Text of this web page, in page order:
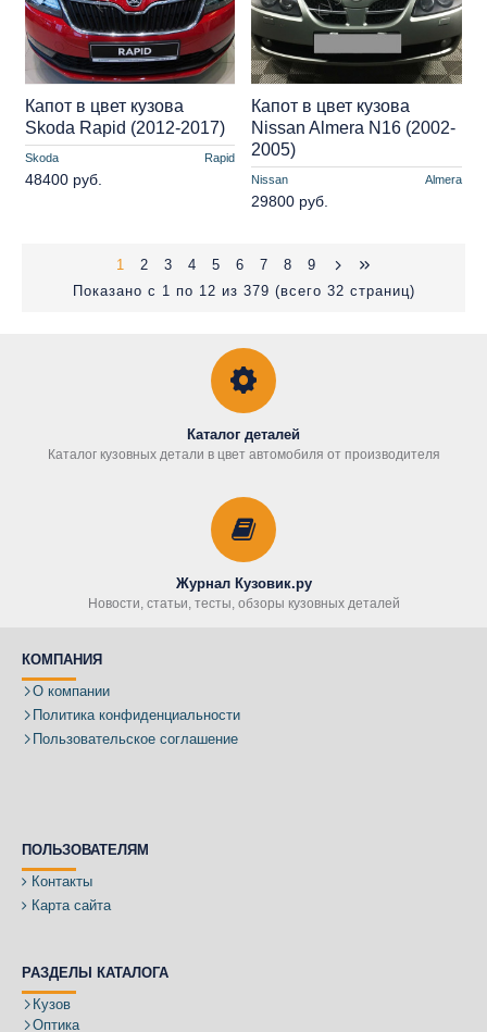
Skoda Rapid
Капот в цвет кузова
Skoda Rapid (2012-2017)
48400 руб. Nissan Almera
Капот в цвет кузова
Nissan Almera N16 (2002-
2005)
29800 руб.
1 2 3 4 5 6 7 8
9
Показано с 1 по 12 из 379 (всего 32 страниц)
Каталог деталей
Каталог кузовных детали в цвет автомобиля от производителя
Журнал Кузовик.ру
Новости, статьи, тесты, обзоры кузовных деталей
КОМПАНИЯ
О компании
Политика конфиденциальности
Пользовательское соглашение
ПОЛЬЗОВАТЕЛЯМ
Контакты
Карта сайта
РАЗДЕЛЫ КАТАЛОГА
Кузов
Оптика